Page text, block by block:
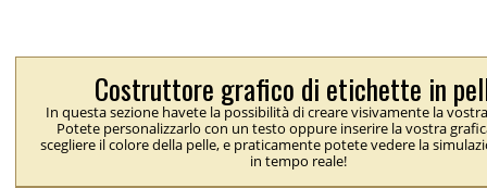
Costruttore grafico di etichette in
In questa sezione havete la possibilità di creare visivamente la
Potete personalizzarlo con un testo oppure inserire la vostra
scegliere il colore della pelle, e praticamente potete vedere la
in tempo reale!